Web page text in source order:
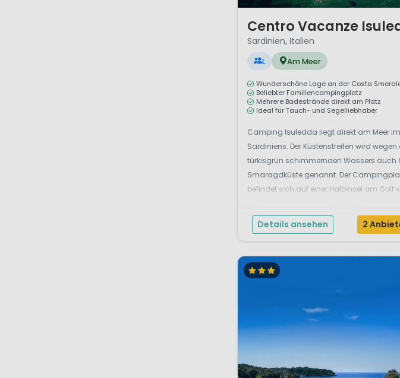
Centro Vacanze
Sardinien, Italien
L Am Meer
Wunderschöne Lage an der Costa
Beliebter Familiencampingplatz
Mehrere Badestrände direkt am Platz
Ideal für Tauch- und Segelliebhaber
Camping Isuledda liegt direkt am Meer
Sardiniens. Der Küstenstreifen wird
türkisgrün schimmernden Wassers auch
Smaragdküste genannt. Der
befindet sich auf einer Halbinsel am Golf
Fernblick führt auf die vorgel...
Details ansehen 2